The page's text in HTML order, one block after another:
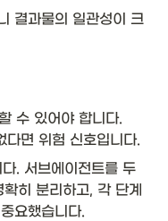
결과물의 일관성이 크
수 있어야 합니다.
면 위험 신호입니다.
. 서브에이전트를 두
히 분리하고, 각 단계
요했습니다.